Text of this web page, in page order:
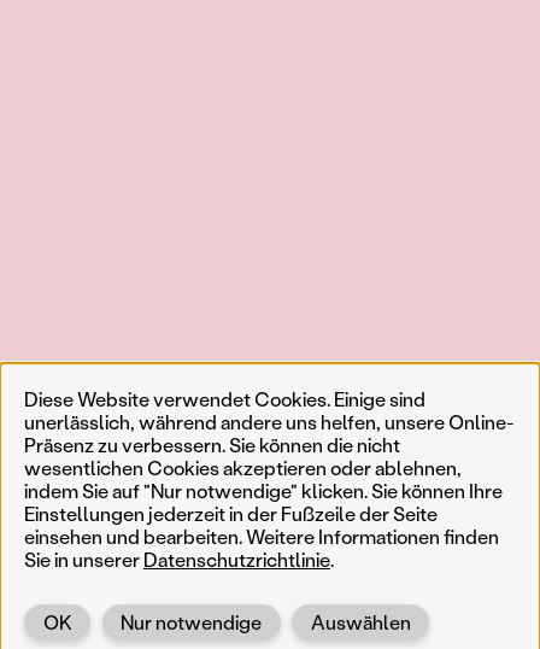
Diese Website verwendet Cookies. Einige sind
unerlässlich, während andere uns helfen, unsere Online-
Präsenz zu verbessern. Sie können die nicht
wesentlichen Cookies akzeptieren oder ablehnen,
indem Sie auf "Nur notwendige" klicken. Sie können Ihre
Einstellungen jederzeit in der Fußzeile der Seite
einsehen und bearbeiten. Weitere Informationen finden
Sie in unsererDatenschutzrichtlinie.
Auswählen
Nur notwendige
OK